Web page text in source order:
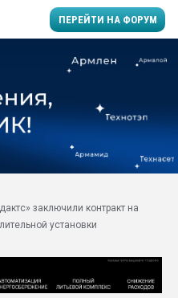
ПЕРЕЙТИ НА ФОРУМ
заводу пластмасс"
Вакуум-формовочные
28.07.2026
первый план в
заключили контракт на
установки